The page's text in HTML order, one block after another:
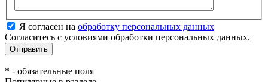
Я согласен на обработку персональных данных
Согласитесь с условиями обработки персональных данных.
* - обязательные поля